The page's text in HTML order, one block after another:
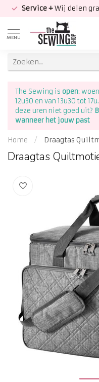
Service +Wij delen
MENU
The Sewing is open:
12u30 en van 13u30 tot
deze uren niet goed uit?
wanneer het jouw past
Home / Draagtas
Draagtas